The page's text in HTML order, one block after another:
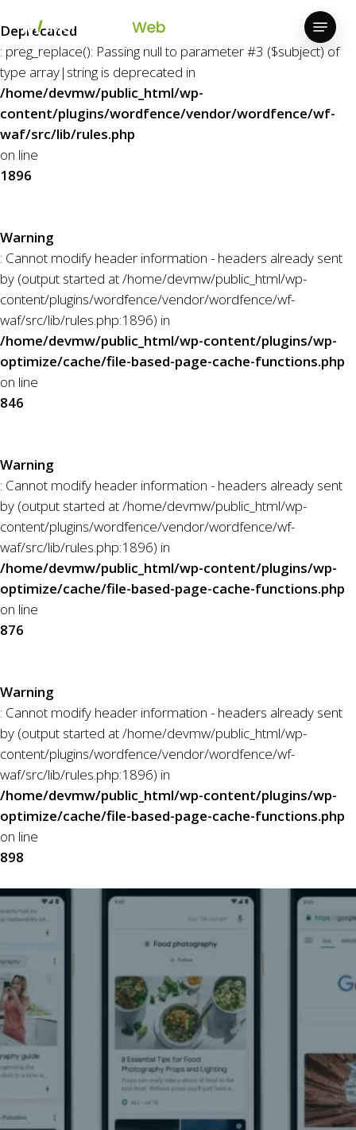
Deprecated
: preg_replace(): Passing null to parameter #3 ($subject) of
type array|string is deprecated in
/home/devmw/public_html/wp-
content/plugins/wordfence/vendor/wordfence/wf-
waf/src/lib/rules.php
on line
1896
Warning
: Cannot modify header information - headers already sent
by (output started at /home/devmw/public_html/wp-
content/plugins/wordfence/vendor/wordfence/wf-
waf/src/lib/rules.php:1896) in
/home/devmw/public_html/wp-content/plugins/wp-
optimize/cache/file-based-page-cache-functions.php
on line
846
Warning
: Cannot modify header information - headers already sent
by (output started at /home/devmw/public_html/wp-
content/plugins/wordfence/vendor/wordfence/wf-
waf/src/lib/rules.php:1896) in
/home/devmw/public_html/wp-content/plugins/wp-
optimize/cache/file-based-page-cache-functions.php
on line
876
Warning
: Cannot modify header information - headers already sent
by (output started at /home/devmw/public_html/wp-
content/plugins/wordfence/vendor/wordfence/wf-
waf/src/lib/rules.php:1896) in
/home/devmw/public_html/wp-content/plugins/wp-
optimize/cache/file-based-page-cache-functions.php
on line
898
to
main
content
Menu
Close